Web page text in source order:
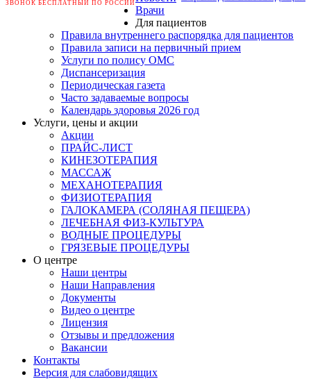
ЗВОНОК БЕСПЛАТНЫЙ ПО РОССИИ
Врачи
Для пациентов
Правила внутреннего распорядка для пациентов
Правила записи на первичный прием
Услуги по полису ОМС
Диспансеризация
Периодическая газета
Часто задаваемые вопросы
Календарь здоровья 2026 год
Услуги, цены и акции
Акции
ПРАЙС-ЛИСТ
КИНЕЗОТЕРАПИЯ
МАССАЖ
МЕХАНОТЕРАПИЯ
ФИЗИОТЕРАПИЯ
ГАЛОКАМЕРА (СОЛЯНАЯ ПЕЩЕРА)
ЛЕЧЕБНАЯ ФИЗ-КУЛЬТУРА
ВОДНЫЕ ПРОЦЕДУРЫ
ГРЯЗЕВЫЕ ПРОЦЕДУРЫ
О центре
Наши центры
Наши Направления
Документы
Видео о центре
Лицензия
Отзывы и предложения
Вакансии
Контакты
Версия для слабовидящих